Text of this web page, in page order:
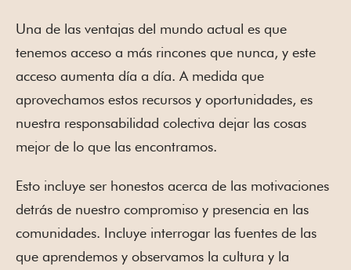
Una de las ventajas del mundo actual es que
tenemos acceso a más rincones que nunca, y este
acceso aumenta día a día. A medida que
aprovechamos estos recursos y oportunidades, es
nuestra responsabilidad colectiva dejar las cosas
mejor de lo que las encontramos.
Esto incluye ser honestos acerca de las motivaciones
detrás de nuestro compromiso y presencia en las
comunidades. Incluye interrogar las fuentes de las
que aprendemos y observamos la cultura y la